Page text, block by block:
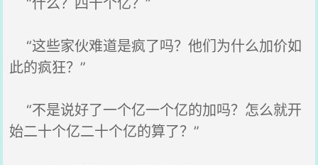
“什么？四十个亿？”
“这些家伙难道是疯了吗？他们为什么加价如
此的疯狂？”
“不是说好了一个亿一个亿的加吗？怎么就开
始二十个亿二十个亿的算了？”